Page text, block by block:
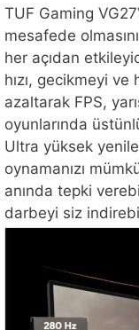
TUF Gaming
mesafede
her açıdan
hızı, gecikmeyi ve
azaltarak FPS,
oyunlarında
Ultra yüksek
oynamanızı
anında tepki
darbeyi siz